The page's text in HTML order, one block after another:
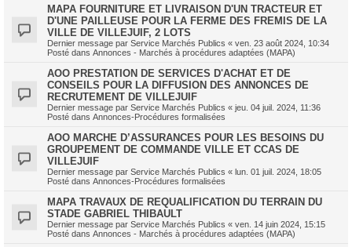
MAPA FOURNITURE ET LIVRAISON D'UN TRACTEUR ET
D'UNE PAILLEUSE POUR LA FERME DES FREMIS DE LA
VILLE DE VILLEJUIF, 2 LOTS
Dernier message par Service Marchés Publics « ven. 23 août 2024, 10:34
Posté dans Annonces - Marchés à procédures adaptées (MAPA)
AOO PRESTATION DE SERVICES D'ACHAT ET DE
CONSEILS POUR LA DIFFUSION DES ANNONCES DE
RECRUTEMENT DE VILLEJUIF
Dernier message par Service Marchés Publics « jeu. 04 juil. 2024, 11:36
Posté dans Annonces-Procédures formalisées
AOO MARCHE D’ASSURANCES POUR LES BESOINS DU
GROUPEMENT DE COMMANDE VILLE ET CCAS DE
VILLEJUIF
Dernier message par Service Marchés Publics « lun. 01 juil. 2024, 18:05
Posté dans Annonces-Procédures formalisées
MAPA TRAVAUX DE REQUALIFICATION DU TERRAIN DU
STADE GABRIEL THIBAULT
Dernier message par Service Marchés Publics « ven. 14 juin 2024, 15:15
Posté dans Annonces - Marchés à procédures adaptées (MAPA)